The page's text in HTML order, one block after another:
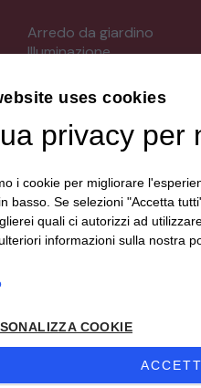
Arredo da giardino
Illuminazione
Mobili
Oggettistica
Orologeria
Quadri stampe
Strumenti musicali e
Tappeti e tessuti
Veicoli d'epoca
uses cookies
privacy per
i cookie per migliorare
basso. Se selezioni "Accetta
quali ci autorizzi ad
informazioni sulla nostra
COOKIE